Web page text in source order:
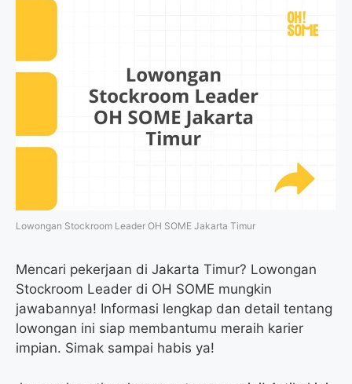
Lowongan Stockroom Leader OH SOME Jakarta Timur
Mencari pekerjaan di Jakarta Timur? Lowongan
Stockroom Leader di OH SOME mungkin
jawabannya! Informasi lengkap dan detail tentang
lowongan ini siap membantumu meraih karier
impian. Simak sampai habis ya!